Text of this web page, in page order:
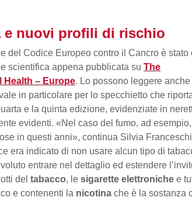
e nuovi profili di rischio
del Codice Europeo contro il Cancro è stato
scientifica appena pubblicata su The
Health – Europe. Lo possono leggere
in particolare per lo specchietto che
e la quinta edizione, evidenziate in
evidenti. «Nel caso del fumo, ad
in questi anni», continua Silvia
era indicato di non usare alcun tipo di
entrare nel dettaglio ed estendere
del tabacco, le sigarette elettroniche e
e contenenti la nicotina che è la sostanza